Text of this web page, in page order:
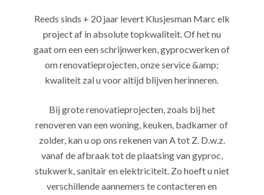
Reeds sinds + 20 jaar levert Klusjesman Marc elk
project af in absolute topkwaliteit. Of het nu
gaat om een een schrijnwerken, gyprocwerken of
om renovatieprojecten, onze service &amp;
kwaliteit zal u voor altijd blijven herinneren.
Bij grote renovatieprojecten, zoals bij het
renoveren van een woning, keuken, badkamer of
zolder, kan u op ons rekenen van A tot Z. D.w.z.
vanaf de afbraak tot de plaatsing van gyproc,
stukwerk, sanitair en elektriciteit. Zo hoeft u niet
verschillende aannemers te contacteren en